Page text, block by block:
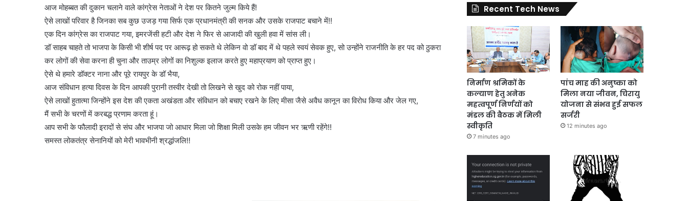
आज मोहब्बत की दुकान चलाने वाले कांग्रेस नेताओं ने देश पर कितने जुल्म किये हैं!
ऐसे लाखों परिवार है जिनका सब कुछ उजड़ गया सिर्फ एक प्रधानमंत्री की सनक और उसके राजपाट बचाने में!!
एक दिन कांग्रेस का राजपाट गया, इमरजेंसी हटी और देश ने फिर से आजादी की खुली हवा में सांस ली।
डॉ साहब चाहते तो भाजपा के किसी भी शीर्ष पद पर आरूढ़ हो सकते थे लेकिन वो डॉ बाद में थे पहले स्वयं सेवक हुए, सो उन्होंने राजनीति के हर पद को ठुकरा
कर लोगों की सेवा करना ही चुना और ताउम्र लोगों का निशुल्क इलाज करते हुए महाप्रयाण को प्राप्त हुए।
ऐसे थे हमारे डॉक्टर नाना और पूरे रायपुर के डॉ भैया,
आज संविधान हत्या दिवस के दिन आपकी पुरानी तस्वीर देखी तो लिखने से खुद को रोक नहीं पाया,
ऐसे लाखों हुतात्मा जिन्होंने इस देश की एकता अखंडता और संविधान को बचाए रखने के लिए मीसा जैसे अवैध कानून का विरोध किया और जेल गए,
मैं सभी के चरणों में करबद्ध प्रणाम करता हूं।
आप सभी के फौलादी इरादों से संघ और भाजपा जो आधार मिला जो शिक्षा मिली उसके हम जीवन भर ऋणी रहेंगे!!
समस्त लोकतंत्र सेनानियों को मेरी भावभीनी श्रद्धांजलि!!
Recent Tech News
निर्माण श्रमिकों के
कल्याण हेतु अनेक
महत्वपूर्ण निर्णयों को
मंडल की बैठक में मिली
स्वीकृति
7 minutes ago
पांच माह की अनुष्का को
मिला नया जीवन, चिरायु
योजना से संभव हुई सफल
सर्जरी
12 minutes ago